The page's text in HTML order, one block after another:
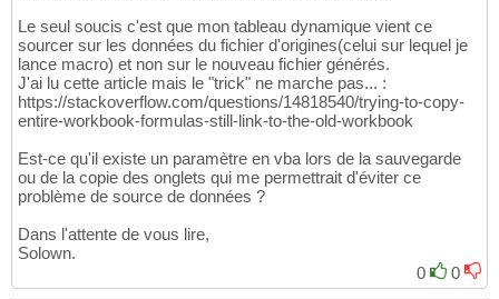
Le seul soucis c'est que mon tableau dynamique vient ce
sourcer sur les données du fichier d'origines(celui sur lequel je
lance macro) et non sur le nouveau fichier générés.
J'ai lu cette article mais le "trick" ne marche pas... :
https://stackoverflow.com/questions/14818540/trying-to-copy-
entire-workbook-formulas-still-link-to-the-old-workbook
Est-ce qu'il existe un paramètre en vba lors de la sauvegarde
ou de la copie des onglets qui me permettrait d'éviter ce
problème de source de données ?
Dans l'attente de vous lire,
Solown.
0
0